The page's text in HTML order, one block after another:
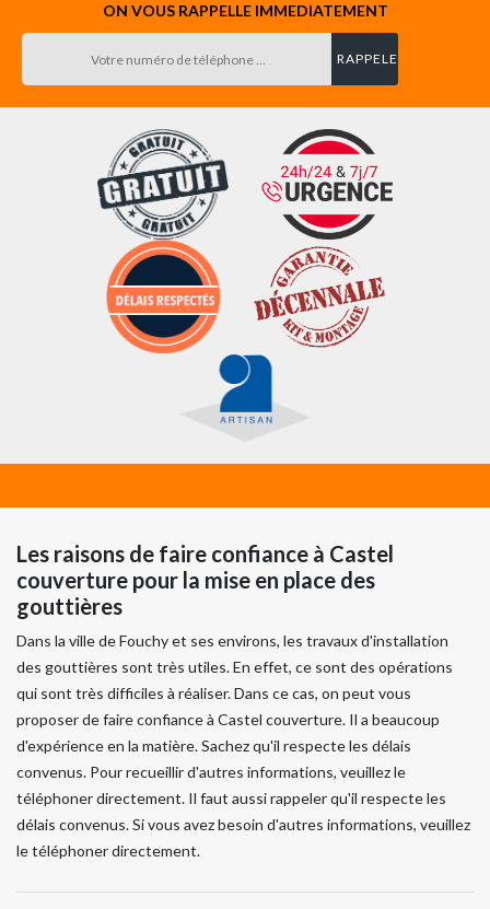
ON VOUS RAPPELLE IMMEDIATEMENT
Les raisons de faire confiance à Castel
couverture pour la mise en place des
gouttières
Dans la ville de Fouchy et ses environs, les travaux d'installation
des gouttières sont très utiles. En effet, ce sont des opérations
qui sont très difficiles à réaliser. Dans ce cas, on peut vous
proposer de faire confiance à Castel couverture. Il a beaucoup
d'expérience en la matière. Sachez qu'il respecte les délais
convenus. Pour recueillir d'autres informations, veuillez le
téléphoner directement. Il faut aussi rappeler qu'il respecte les
délais convenus. Si vous avez besoin d'autres informations, veuillez
le téléphoner directement.